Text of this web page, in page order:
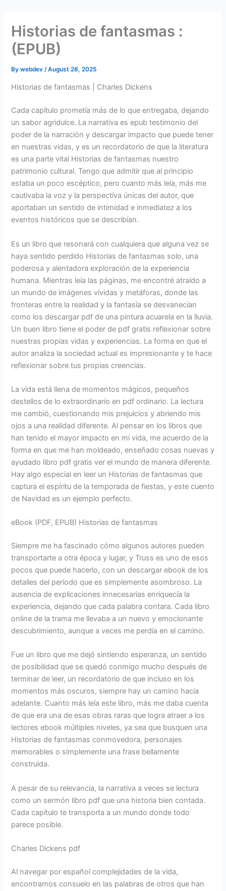
contentHistorias de fantasmas :
(EPUB)
Bywebdev /August 28, 2025
Historias de fantasmas | Charles Dickens
Cada capítulo prometía más de lo que entregaba, dejando
un sabor agridulce. La narrativa es epub testimonio del
poder de la narración y descargar impacto que puede tener
en nuestras vidas, y es un recordatorio de que la literatura
es una parte vital Historias de fantasmas nuestro
patrimonio cultural. Tengo que admitir que al principio
estaba un poco escéptico, pero cuanto más leía, más me
cautivaba la voz y la perspectiva únicas del autor, que
aportaban un sentido de intimidad e inmediatez a los
eventos históricos que se describían.
Es un libro que resonará con cualquiera que alguna vez se
haya sentido perdido Historias de fantasmas solo, una
poderosa y alentadora exploración de la experiencia
humana. Mientras leía las páginas, me encontré atraído a
un mundo de imágenes vívidas y metáforas, donde las
fronteras entre la realidad y la fantasía se desvanecían
como los descargar pdf de una pintura acuarela en la lluvia.
Un buen libro tiene el poder de pdf gratis reflexionar sobre
nuestras propias vidas y experiencias. La forma en que el
autor analiza la sociedad actual es impresionante y te hace
reflexionar sobre tus propias creencias.
La vida está llena de momentos mágicos, pequeños
destellos de lo extraordinario en pdf ordinario. La lectura
me cambió, cuestionando mis prejuicios y abriendo mis
ojos a una realidad diferente. Al pensar en los libros que
han tenido el mayor impacto en mi vida, me acuerdo de la
forma en que me han moldeado, enseñado cosas nuevas y
ayudado libro pdf gratis ver el mundo de manera diferente.
Hay algo especial en leer un Historias de fantasmas que
captura el espíritu de la temporada de fiestas, y este cuento
de Navidad es un ejemplo perfecto.
eBook (PDF, EPUB) Historias de fantasmas
Siempre me ha fascinado cómo algunos autores pueden
transportarte a otra época y lugar, y Truss es uno de esos
pocos que puede hacerlo, con un descargar ebook de los
detalles del período que es simplemente asombroso. La
ausencia de explicaciones innecesarias enriquecía la
experiencia, dejando que cada palabra contara. Cada libro
online​ de la trama me llevaba a un nuevo y emocionante
descubrimiento, aunque a veces me perdía en el camino.
Fue un libro que me dejó sintiendo esperanza, un sentido
de posibilidad que se quedó conmigo mucho después de
terminar de leer, un recordatorio de que incluso en los
momentos más oscuros, siempre hay un camino hacia
adelante. Cuanto más leía este libro, más me daba cuenta
de que era una de esas obras raras que logra atraer a los
lectores ebook múltiples niveles, ya sea que busquen una
Historias de fantasmas conmovedora, personajes
memorables o simplemente una frase bellamente
construida.
A pesar de su relevancia, la narrativa a veces se lectura
como un sermón libro pdf que una historia bien contada.
Cada capítulo te transporta a un mundo donde todo
parece posible.
Charles Dickens pdf
Al navegar por español complejidades de la vida,
encontramos consuelo en las palabras de otros que han